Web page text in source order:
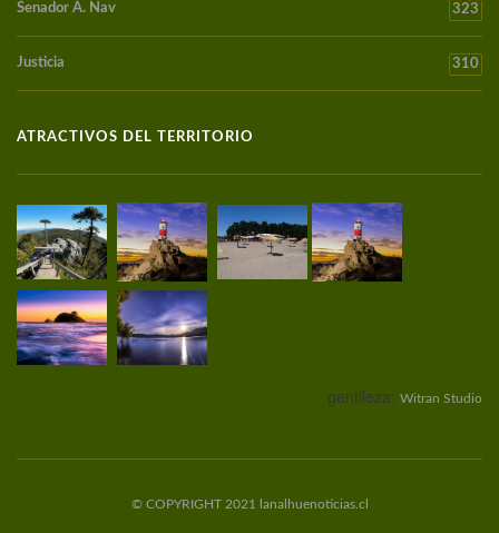
Senador A. Nav 323
Justicia 310
ATRACTIVOS DEL TERRITORIO
gentileza: Witran Studio
© COPYRIGHT 2021 lanalhuenoticias.cl